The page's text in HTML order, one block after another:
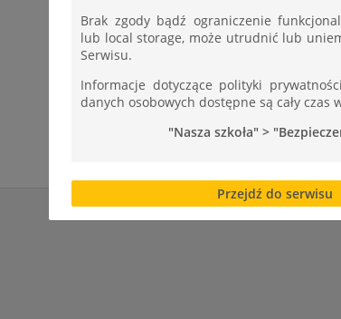
Brak zgody bądź ograniczenie
lub local storage, może utrudnić lub
Serwisu.
Informacje dotyczące polityki
danych osobowych dostępne są cały czas
"Nasza szkoła" >
Przejdź do serwisu